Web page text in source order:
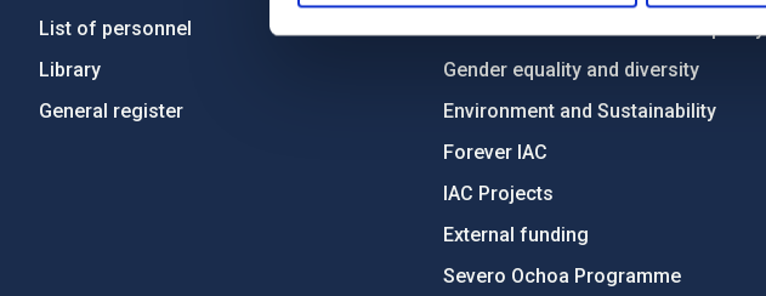
List of personnel
Library
General register
Code of ethics and anti-fraud policy
Gender equality and diversity
Environment and Sustainability
Forever IAC
IAC Projects
External funding
Severo Ochoa Programme